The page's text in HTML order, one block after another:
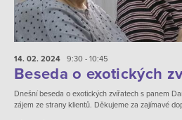
14. 02. 2024 9:30 - 10:45
Beseda o exotických
Dnešní beseda o exotických zvířatech s panem
zájem ze strany klientů. Děkujeme za zajímavé